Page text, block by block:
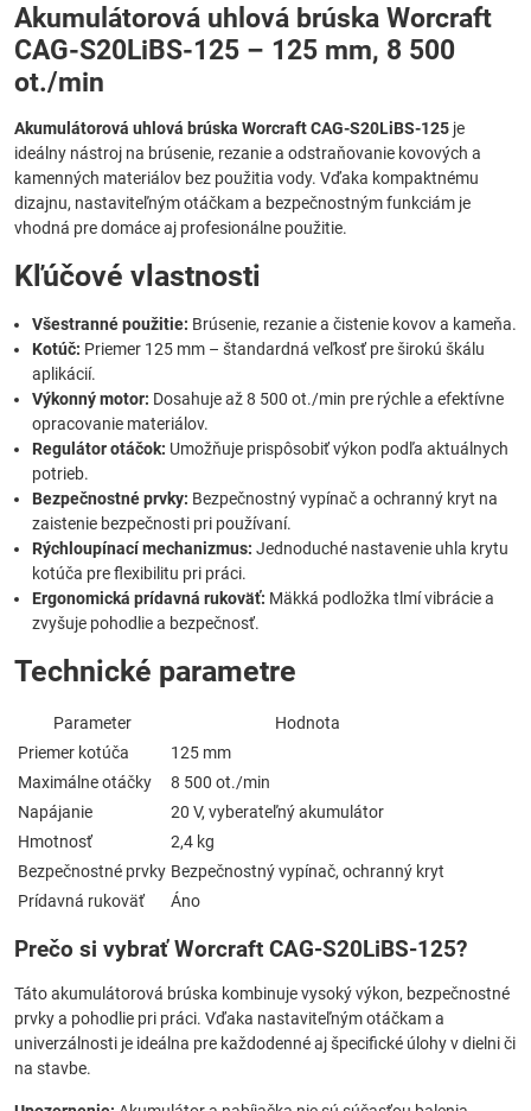
Akumulátorová uhlová brúska Worcraft
CAG-S20LiBS-125 – 125 mm, 8 500
ot./min
Akumulátorová uhlová brúska Worcraft CAG-S20LiBS-125 je
ideálny nástroj na brúsenie, rezanie a odstraňovanie kovových a
kamenných materiálov bez použitia vody. Vďaka kompaktnému
dizajnu, nastaviteľným otáčkam a bezpečnostným funkciám je
vhodná pre domáce aj profesionálne použitie.
Kľúčové vlastnosti
Všestranné použitie: Brúsenie, rezanie a čistenie kovov a kameňa.
Kotúč: Priemer 125 mm – štandardná veľkosť pre širokú škálu
aplikácií.
Výkonný motor: Dosahuje až 8 500 ot./min pre rýchle a efektívne
opracovanie materiálov.
Regulátor otáčok: Umožňuje prispôsobiť výkon podľa aktuálnych
potrieb.
Bezpečnostné prvky: Bezpečnostný vypínač a ochranný kryt na
zaistenie bezpečnosti pri používaní.
Rýchloupínací mechanizmus: Jednoduché nastavenie uhla krytu
kotúča pre flexibilitu pri práci.
Ergonomická prídavná rukoväť: Mäkká podložka tlmí vibrácie a
zvyšuje pohodlie a bezpečnosť.
Technické parametre
Parameter
Hodnota
Priemer kotúča
125 mm
Maximálne otáčky
8 500 ot./min
Napájanie
20 V, vyberateľný akumulátor
Hmotnosť
2,4 kg
Bezpečnostné prvky Bezpečnostný vypínač, ochranný kryt
Prídavná rukoväť
Áno
Prečo si vybrať Worcraft CAG-S20LiBS-125?
Táto akumulátorová brúska kombinuje vysoký výkon, bezpečnostné
prvky a pohodlie pri práci. Vďaka nastaviteľným otáčkam a
univerzálnosti je ideálna pre každodenné aj špecifické úlohy v dielni či
na stavbe.